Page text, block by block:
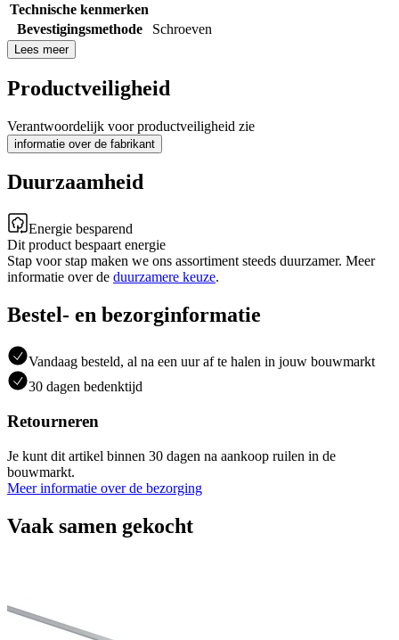
Technische kenmerken
Bevestigingsmethode
Schroeven
Lees meer
Productveiligheid
Verantwoordelijk voor productveiligheid zie
informatie over de fabrikant
Duurzaamheid
Energie besparend
Dit product bespaart energie
Stap voor stap maken we ons assortiment steeds duurzamer. Meer
informatie over de duurzamere keuze.
Bestel- en bezorginformatie
Vandaag besteld, al na een uur af te halen in jouw bouwmarkt
30 dagen bedenktijd
Retourneren
Je kunt dit artikel binnen 30 dagen na aankoop ruilen in de
bouwmarkt.
Meer informatie over de bezorging
Vaak samen gekocht